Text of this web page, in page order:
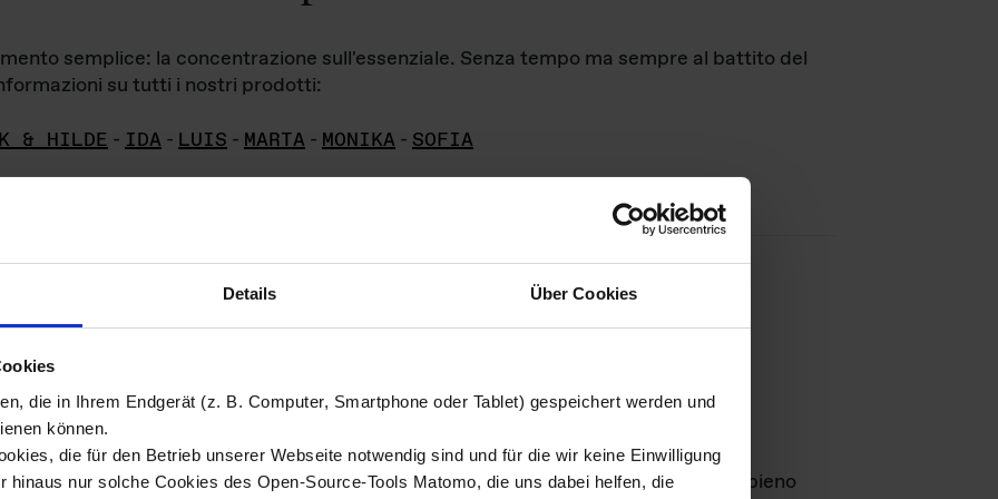
Details Über Cookies
die in Ihrem Endgerät (z. B. Computer, Smartphone oder Tablet) gespeichert werden und
können.
die für den Betrieb unserer Webseite notwendig sind und für die wir keine Einwilligung
hinaus nur solche Cookies des Open-Source-Tools Matomo, die uns dabei helfen, die
semplice: la concentrazione sull'essenziale. Senza tempo ma sempre al battito del
su tutti i nostri prodotti:
& HILDE - IDA - LUIS - MARTA - MONIKA - SOFIA
di immagini
materiale fotografico sono detenuti daDas ganze LebenGmbH e rimangono in pieno